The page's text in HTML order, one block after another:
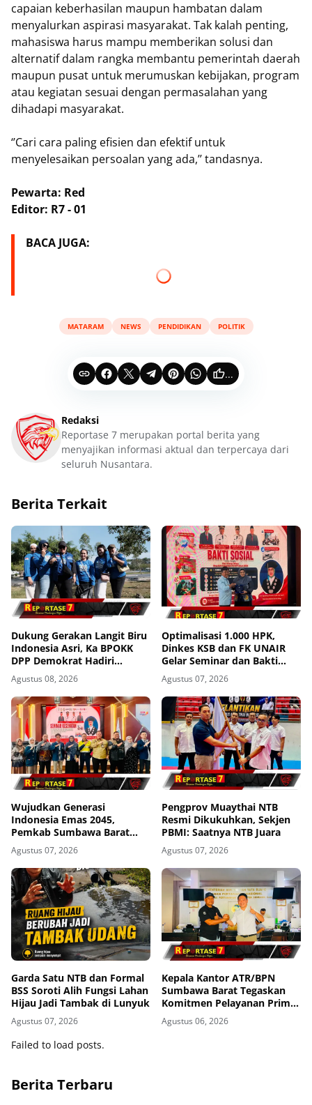
capaian keberhasilan maupun hambatan dalam
menyalurkan aspirasi masyarakat. Tak kalah penting,
mahasiswa harus mampu memberikan solusi dan
alternatif dalam rangka membantu pemerintah daerah
maupun pusat untuk merumuskan kebijakan, program
atau kegiatan sesuai dengan permasalahan yang
dihadapi masyarakat.
‘’Cari cara paling efisien dan efektif untuk
menyelesaikan persoalan yang ada,’’ tandasnya.
Pewarta: Red
Editor: R7 - 01
BACA JUGA:
MATARAM NEWS PENDIDIKAN POLITIK
...
Redaksi
Reportase 7 merupakan portal berita yang
menyajikan informasi aktual dan terpercaya dari
seluruh Nusantara.
Berita Terkait
Dukung Gerakan Langit Biru
Indonesia Asri, Ka BPOKK
DPP Demokrat Hadiri
Kegiatan di Loteng
Agustus 08, 2026
Optimalisasi 1.000 HPK,
Dinkes KSB dan FK UNAIR
Gelar Seminar dan Bakti
Sosial
Agustus 07, 2026
Wujudkan Generasi
Indonesia Emas 2045,
Pemkab Sumbawa Barat
Perkuat Komitmen Lewat
Seminar Kesehatan 1.000
HPK
Agustus 07, 2026
Pengprov Muaythai NTB
Resmi Dikukuhkan, Sekjen
PBMI: Saatnya NTB Juara
Agustus 07, 2026
Garda Satu NTB dan Formal
BSS Soroti Alih Fungsi Lahan
Hijau Jadi Tambak di Lunyuk
Agustus 07, 2026
Kepala Kantor ATR/BPN
Sumbawa Barat Tegaskan
Komitmen Pelayanan Prima
dan Buka Pintu Pengaduan
Masyarakat
Agustus 06, 2026
Failed to load posts.
Berita Terbaru